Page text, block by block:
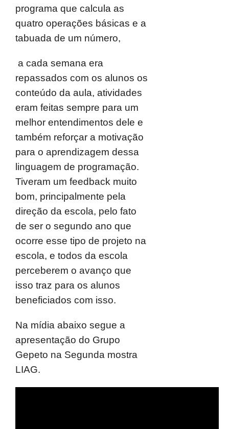
programa que calcula as
quatro operações básicas e a
tabuada de um número,
a cada semana era
repassados com os alunos os
conteúdo da aula, atividades
eram feitas sempre para um
melhor entendimentos dele e
também reforçar a motivação
para o aprendizagem dessa
linguagem de programação.
Tiveram um feedback muito
bom, principalmente pela
direção da escola, pelo fato
de ser o segundo ano que
ocorre esse tipo de projeto na
escola, e todos da escola
perceberem o avanço que
isso traz para os alunos
beneficiados com isso.
Na mídia abaixo segue a
apresentação do Grupo
Gepeto na Segunda mostra
LIAG.